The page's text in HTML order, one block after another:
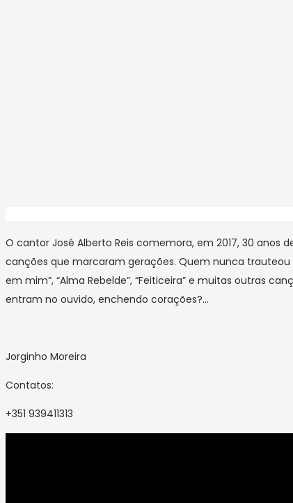
O cantor José Alberto Reis comemora, em 2017, 30 anos
canções que marcaram gerações. Quem nunca trauteou
em mim”, “Alma Rebelde”, “Feiticeira” e muitas outras
entram no ouvido, enchendo corações?…
Jorginho Moreira
Contatos:
+351 939411313